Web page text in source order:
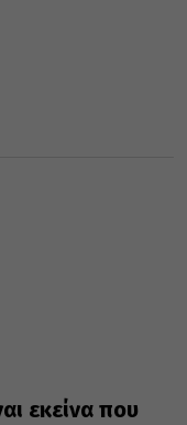
εκείνα που